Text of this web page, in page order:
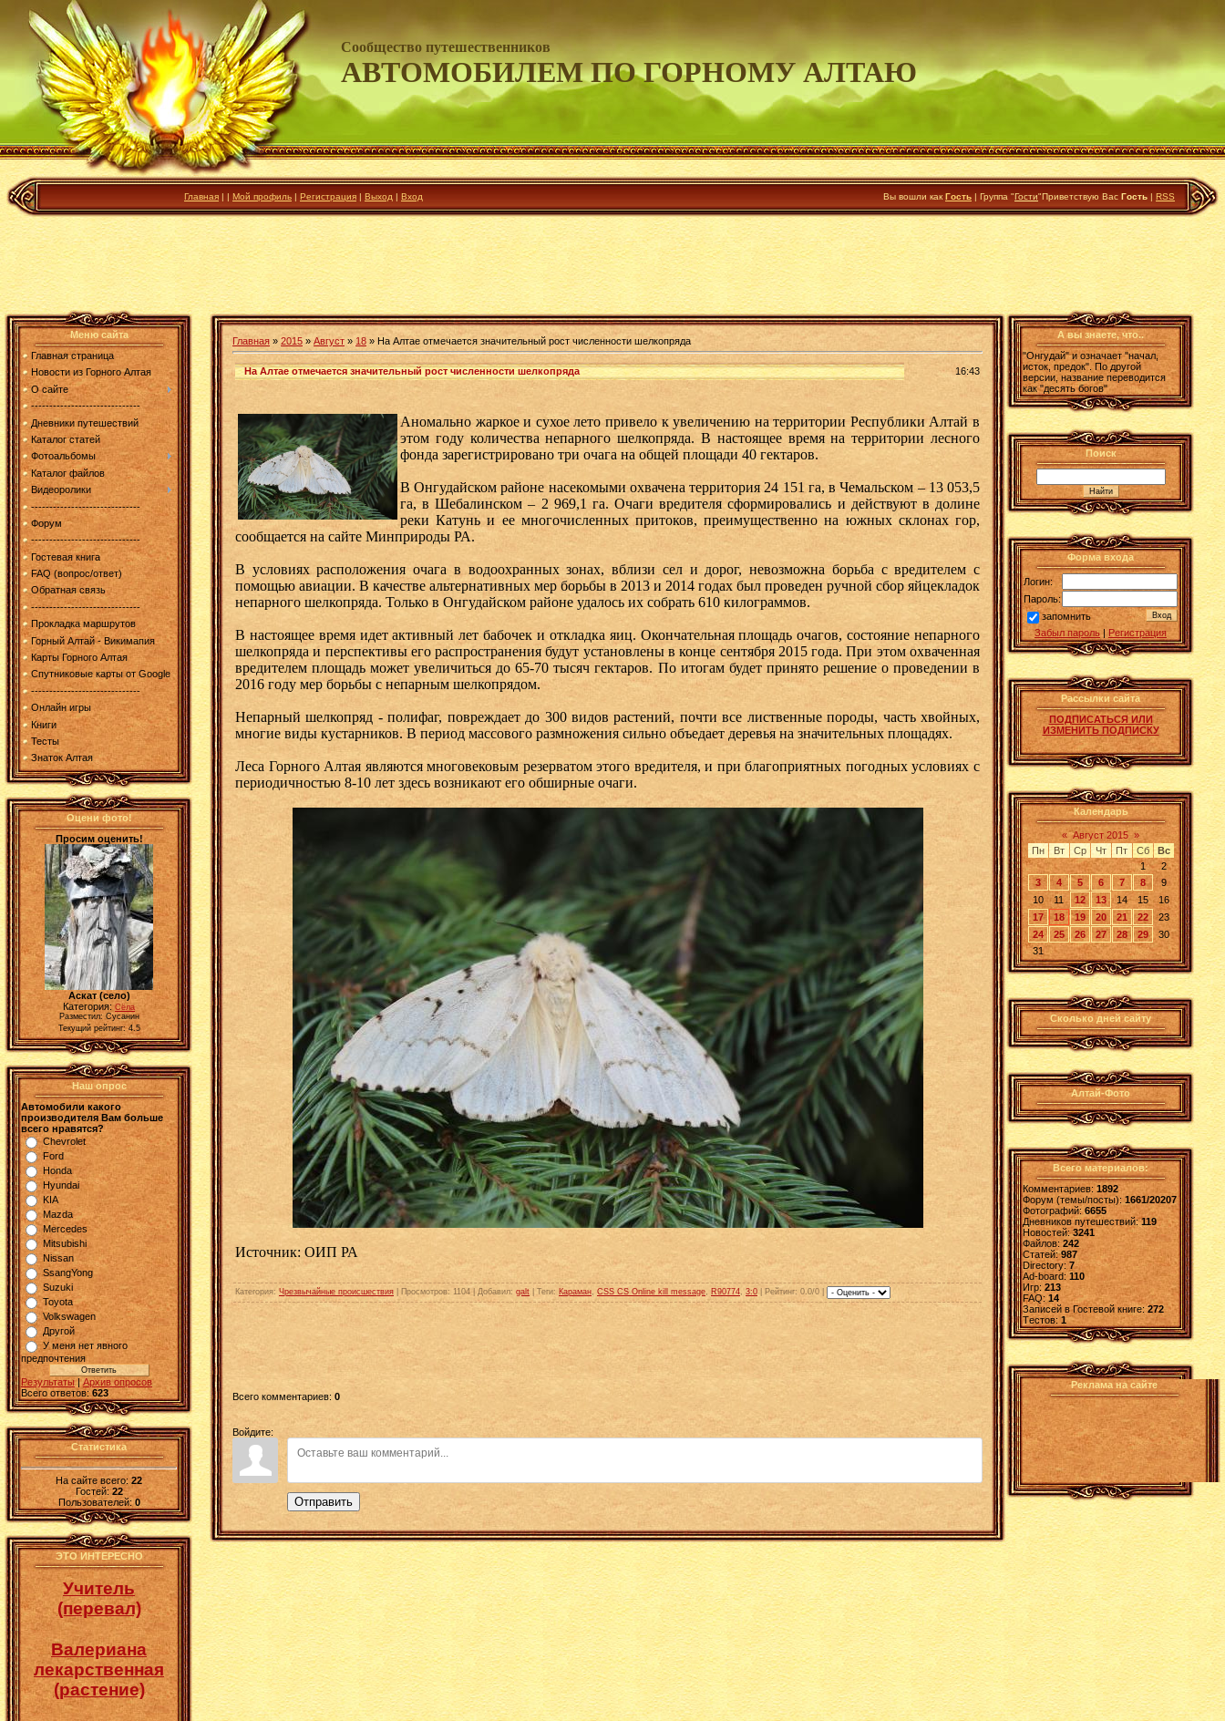
Сообщество путешественников
АВТОМОБИЛЕМ ПО ГОРНОМУ АЛТАЮ
Главная | | Мой профиль | Регистрация | Выход | Вход Вы вошли как Гость | Группа "Гости"Приветствую Вас Гость | RSS
Меню сайта
Главная страница
Новости из Горного Алтая
О сайте
------------------------------
Дневники путешествий
Каталог статей
Фотоальбомы
Каталог файлов
Видеоролики
------------------------------
Форум
------------------------------
Гостевая книга
FAQ (вопрос/ответ)
Обратная связь
------------------------------
Прокладка маршрутов
Горный Алтай - Викимапия
Карты Горного Алтая
Спутниковые карты от Google
------------------------------
Онлайн игры
Книги
Тесты
Знаток Алтая
Оцени фото!
Просим оценить!
Аскат (село)
Категория: Сёла
Разместил: Сусанин
Текущий рейтинг: 4.5
Наш опрос
Автомобили какого
производителя Вам больше
всего нравятся?
Chevrolet
Ford
Honda
Hyundai
KIA
Mazda
Mercedes
Mitsubishi
Nissan
SsangYong
Suzuki
Toyota
Volkswagen
Другой
У меня нет явного
предпочтения
Результаты|Архив опросов
Всего ответов:623
Статистика
На сайте всего:22
Гостей: 22
Пользователей: 0
ЭТО ИНТЕРЕСНО
Учитель
(перевал)
Валериана
лекарственная
(растение)
Главная » 2015 » Август » 18 » На Алтае отмечается значительный рост численности шелкопряда
На Алтае отмечается значительный рост численности шелкопряда 16:43
Аномально жаркое и сухое лето привело к увеличению на территории Республики Алтай в
этом году количества непарного шелкопряда. В настоящее время на территории лесного
фонда зарегистрировано три очага на общей площади 40 гектаров.
В Онгудайском районе насекомыми охвачена территория 24 151 га, в Чемальском – 13 053,5
га, в Шебалинском – 2 969,1 га. Очаги вредителя сформировались и действуют в долине
реки Катунь и ее многочисленных притоков, преимущественно на южных склонах гор,
сообщается на сайте Минприроды РА.
В условиях расположения очага в водоохранных зонах, вблизи сел и дорог, невозможна борьба с вредителем с
помощью авиации. В качестве альтернативных мер борьбы в 2013 и 2014 годах был проведен ручной сбор яйцекладок
непарного шелкопряда. Только в Онгудайском районе удалось их собрать 610 килограммов.
В настоящее время идет активный лет бабочек и откладка яиц. Окончательная площадь очагов, состояние непарного
шелкопряда и перспективы его распространения будут установлены в конце сентября 2015 года. При этом охваченная
вредителем площадь может увеличиться до 65-70 тысяч гектаров. По итогам будет принято решение о проведении в
2016 году мер борьбы с непарным шелкопрядом.
Непарный шелкопряд - полифаг, повреждает до 300 видов растений, почти все лиственные породы, часть хвойных,
многие виды кустарников. В период массового размножения сильно объедает деревья на значительных площадях.
Леса Горного Алтая являются многовековым резерватом этого вредителя, и при благоприятных погодных условиях с
периодичностью 8-10 лет здесь возникают его обширные очаги.
Источник: ОИП РА
Категория: Чрезвычайные происшествия Просмотров: 1104 | Добавил: galt Теги: Караман, CSS CS Online kill message, R90774, 3:0 Рейтинг: 0.0/0 |
Всего комментариев: 0
Войдите:
Отправить
А вы знаете, что..
"Онгудай" и означает "начал,
исток, предок". По другой
версии, название переводится
как "десять богов"
Поиск
Форма входа
Логин:
Пароль:
запомнить
Забыл пароль | Регистрация
Рассылки сайта
ПОДПИСАТЬСЯ ИЛИ
ИЗМЕНИТЬ ПОДПИСКУ
Календарь
« Август 2015 »
Пн
Вт Ср Чт Пт Сб
Вс
1
2
3
4 5 6 7 8
9
10
11 12 13 14 15
16
17
18 19 20 21 22
23
24
25 26 27 28 29
30
31
Сколько дней сайту
Алтай-Фото
Всего материалов:
Комментариев: 1892
Форум (темы/посты):1661/20207
Фотографий:6655
Дневников путешествий:119
Новостей:3241
Файлов: 242
Статей:987
Directory: 7
Ad-board:110
Игр: 213
FAQ:14
Записей в Гостевой книге:272
Tестов: 1
Реклама на сайте